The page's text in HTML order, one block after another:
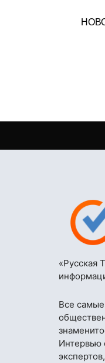
«Русская
Все
Интервью